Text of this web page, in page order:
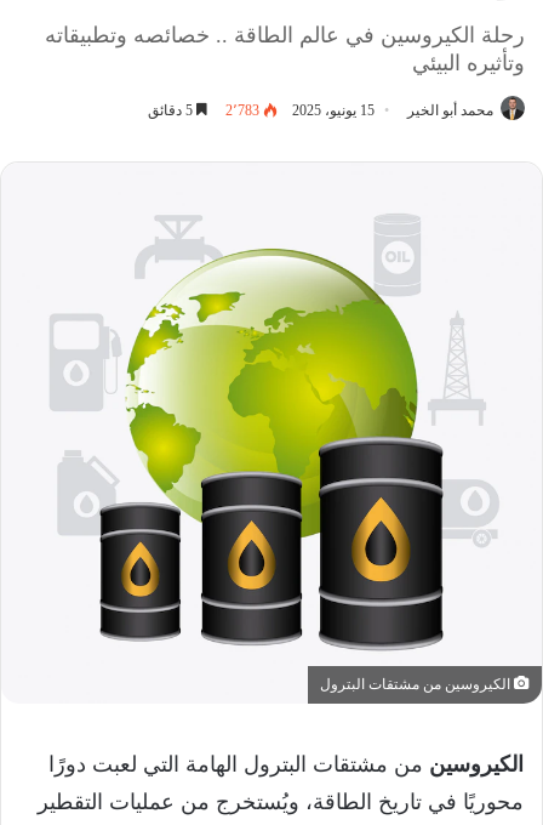
رحلة الكيروسين في عالم الطاقة .. خصائصه وتطبيقاته
وتأثيره البيئي
محمد أبو الخير 15 يونيو، 2025 2٬783
الكيروسين من مشتقات البترول
الكيروسين من مشتقات البترول الهامة التي لعبت دورًا
محوريًا في تاريخ الطاقة، ويُستخرج من عمليات التقطير